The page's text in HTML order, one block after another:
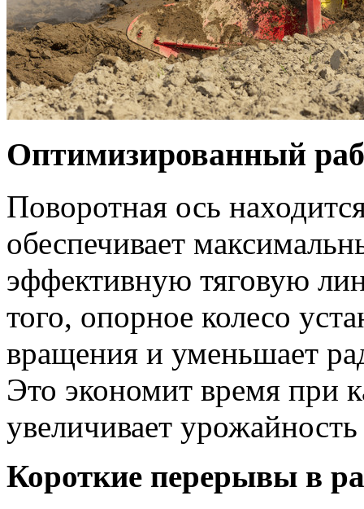
Оптимизированный
Поворотная ось
обеспечивает
эффективную тяговую
того, опорное колесо
вращения и уменьшает
Это экономит время при
увеличивает урожайность
Короткие перерывы в